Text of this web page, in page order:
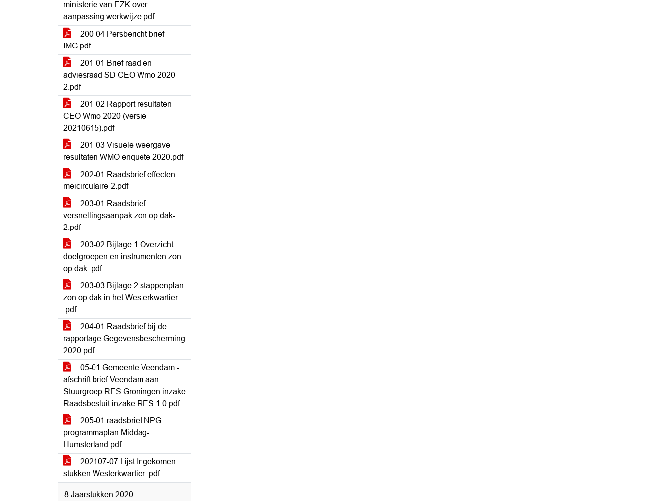
ministerie van EZK over
aanpassing werkwijze.pdf
200-04 Persbericht brief
IMG.pdf
201-01 Brief raad en
adviesraad SD CEO Wmo 2020-
2.pdf
201-02 Rapport resultaten
CEO Wmo 2020 (versie
20210615).pdf
201-03 Visuele weergave
resultaten WMO enquete 2020.pdf
202-01 Raadsbrief effecten
meicirculaire-2.pdf
203-01 Raadsbrief
versnellingsaanpak zon op dak-
2.pdf
203-02 Bijlage 1 Overzicht
doelgroepen en instrumenten zon
op dak .pdf
203-03 Bijlage 2 stappenplan
zon op dak in het Westerkwartier
.pdf
204-01 Raadsbrief bij de
rapportage Gegevensbescherming
2020.pdf
05-01 Gemeente Veendam -
afschrift brief Veendam aan
Stuurgroep RES Groningen inzake
Raadsbesluit inzake RES 1.0.pdf
205-01 raadsbrief NPG
programmaplan Middag-
Humsterland.pdf
202107-07 Lijst Ingekomen
stukken Westerkwartier .pdf
8 Jaarstukken 2020